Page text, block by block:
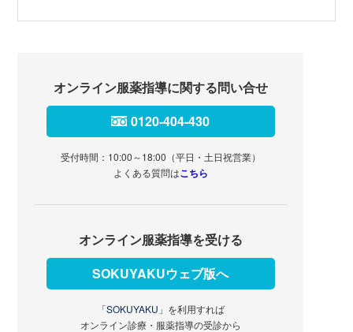
オンライン服薬指導に関する問い合せ
0120-404-430
受付時間：10:00～18:00（平日・土日祝営業）
よくある質問はこちら
オンライン服薬指導を受ける
SOKUYAKUウェブ版へ
「SOKUYAKU」 を利用すれば
オンライン診療・服薬指導の受診から